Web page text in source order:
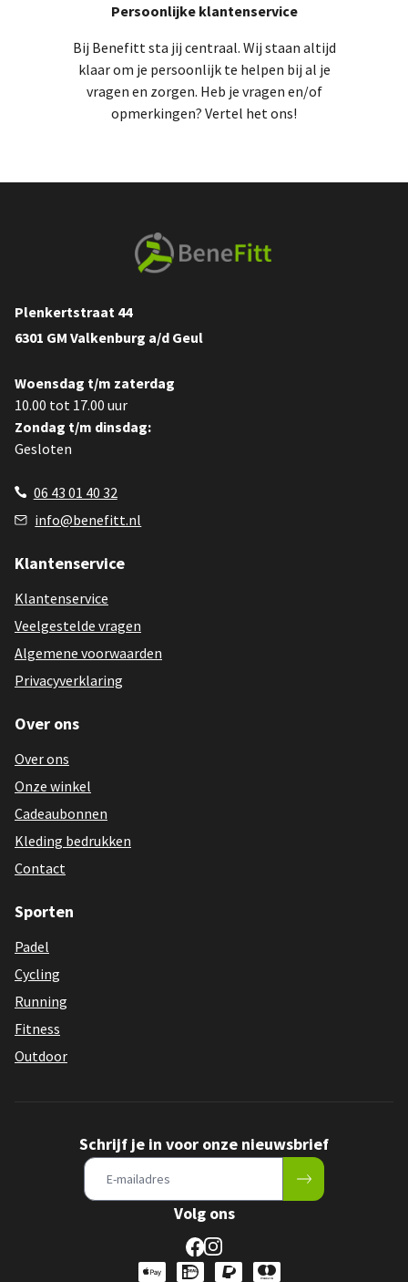
Persoonlijke klantenservice
Bij Benefitt sta jij centraal. Wij staan altijd
klaar om je persoonlijk te helpen bij al je
vragen en zorgen. Heb je vragen en/of
opmerkingen? Vertel het ons!
Plenkertstraat 44
6301 GM Valkenburg a/d Geul
Woensdag t/m zaterdag
10.00 tot 17.00 uur
Zondag t/m dinsdag:
Gesloten
06 43 01 40 32
info@benefitt.nl
Klantenservice
Klantenservice
Veelgestelde vragen
Algemene voorwaarden
Privacyverklaring
Over ons
Over ons
Onze winkel
Cadeaubonnen
Kleding bedrukken
Contact
Sporten
Padel
Cycling
Running
Fitness
Outdoor
Schrijf je in voor onze nieuwsbrief
Volg ons